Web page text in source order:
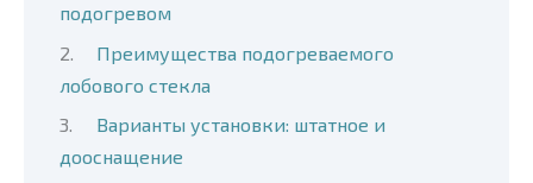
подогревом
Преимущества подогреваемого
лобового стекла
Варианты установки: штатное и
дооснащение